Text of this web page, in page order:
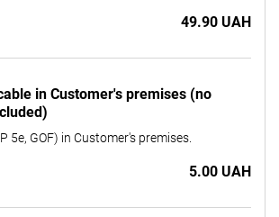
49.90 UAH
in Customer's premises (no
5e, GOF) in Customer's premises.
5.00 UAH